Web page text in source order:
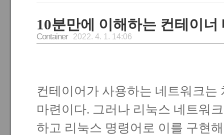
10분만에 이해하는 컨테이너
Container 2022. 4. 1. 14:06
컨테이어가 사용하는 네트워크는
마련이다. 그러나 리눅스 네트워
하고 리눅스 명령어로 이를 구현